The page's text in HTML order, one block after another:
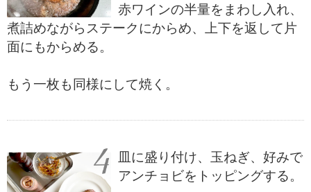
赤ワインの半量をまわし入れ、
煮詰めながらステークにからめ、上下を返して片
面にもからめる。
もう一枚も同様にして焼く。
皿に盛り付け、玉ねぎ、好みで
アンチョビをトッピングする。